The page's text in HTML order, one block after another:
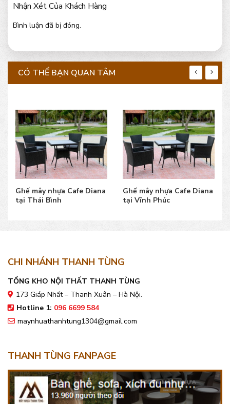
Nhận Xét Của Khách Hàng
Bình luận đã bị đóng.
CÓ THỂ BẠN QUAN TÂM
Ghế mây nhựa Cafe Diana
tại Thái Bình
Ghế mây nhựa Cafe Diana
tại Vĩnh Phúc
CHI NHÁNH THANH TÙNG
TỔNG KHO NỘI THẤT THANH TÙNG
173 Giáp Nhất – Thanh Xuân – Hà Nội.
Hotline 1: 096 6699 584
maynhuathanhtung1304@gmail.com
THANH TÙNG FANPAGE